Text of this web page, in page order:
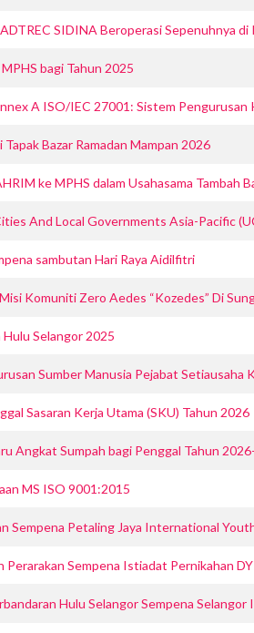
SIDINA Beroperasi Sepenuhnya
bagi Tahun 2025
A ISO/IEC 27001: Sistem Pengurusan
Bazar Ramadan Mampan 2026
ke MPHS dalam Usahasama Tambah
And Local Governments Asia-Pacific
sambutan Hari Raya Aidilfitri
Komuniti Zero Aedes “Kozedes” Di
Selangor 2025
Sumber Manusia Pejabat Setiausaha
Sasaran Kerja Utama (SKU) Tahun 2026
Angkat Sumpah bagi Penggal Tahun
MS ISO 9001:2015
Sempena Petaling Jaya International
Sempena Istiadat Pernikahan
Hulu Selangor Sempena